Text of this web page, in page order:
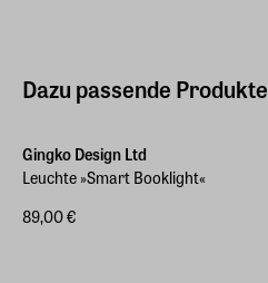
Dazu passende Produkte
Gingko Design Ltd
Leuchte »Smart Booklight«
89,00 €